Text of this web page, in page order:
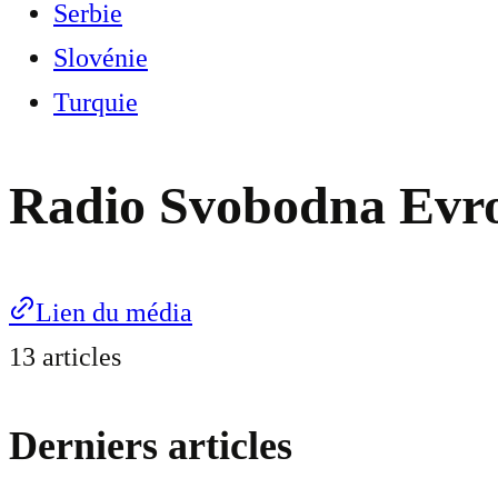
Serbie
Slovénie
Turquie
Radio Svobodna
Lien du média
13 articles
Derniers articles